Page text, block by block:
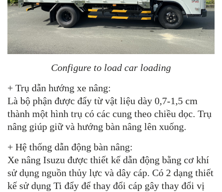
Configure to load car loading
+ Trụ dẫn hướng xe nâng:
Là bộ phận được đẩy từ vật liệu dày 0,7-1,5 cm
thành một hình trụ có các cung theo chiều dọc. Trụ
nâng giúp giữ và hướng bàn nâng lên xuống.
+ Hệ thống dẫn động bàn nâng:
Xe nâng Isuzu được thiết kế dẫn động bằng cơ khí
sử dụng nguồn thủy lực và dây cáp. Có 2 dạng thiết
kế sử dụng Ti đẩy để thay đổi cáp gây thay đổi vị